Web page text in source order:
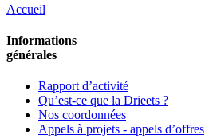
Accueil
Informations
générales
Rapport d’activité
Qu’est-ce que la Drieets ?
Nos coordonnées
Appels à projets - appels d’offres